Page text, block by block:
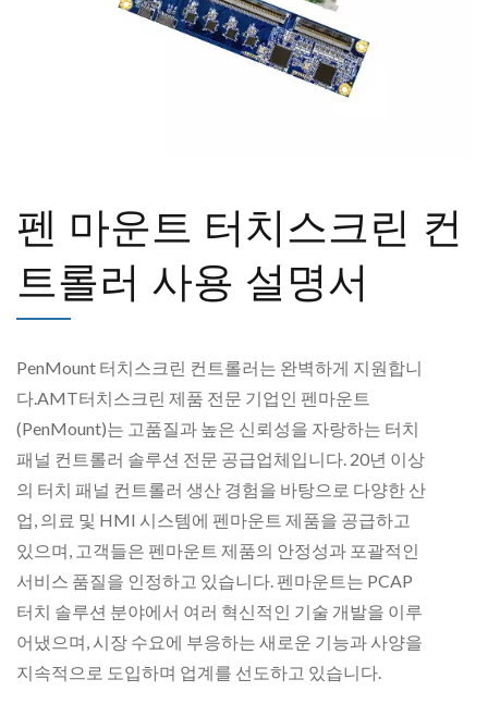
펜 마운트 터치스크린 컨
트롤러 사용 설명서
PenMount 터치스크린 컨트롤러는 완벽하게 지원합니
다.AMT터치스크린 제품 전문 기업인 펜마운트
(PenMount)는 고품질과 높은 신뢰성을 자랑하는 터치
패널 컨트롤러 솔루션 전문 공급업체입니다. 20년 이상
의 터치 패널 컨트롤러 생산 경험을 바탕으로 다양한 산
업, 의료 및 HMI 시스템에 펜마운트 제품을 공급하고
있으며, 고객들은 펜마운트 제품의 안정성과 포괄적인
서비스 품질을 인정하고 있습니다. 펜마운트는 PCAP
터치 솔루션 분야에서 여러 혁신적인 기술 개발을 이루
어냈으며, 시장 수요에 부응하는 새로운 기능과 사양을
지속적으로 도입하며 업계를 선도하고 있습니다.